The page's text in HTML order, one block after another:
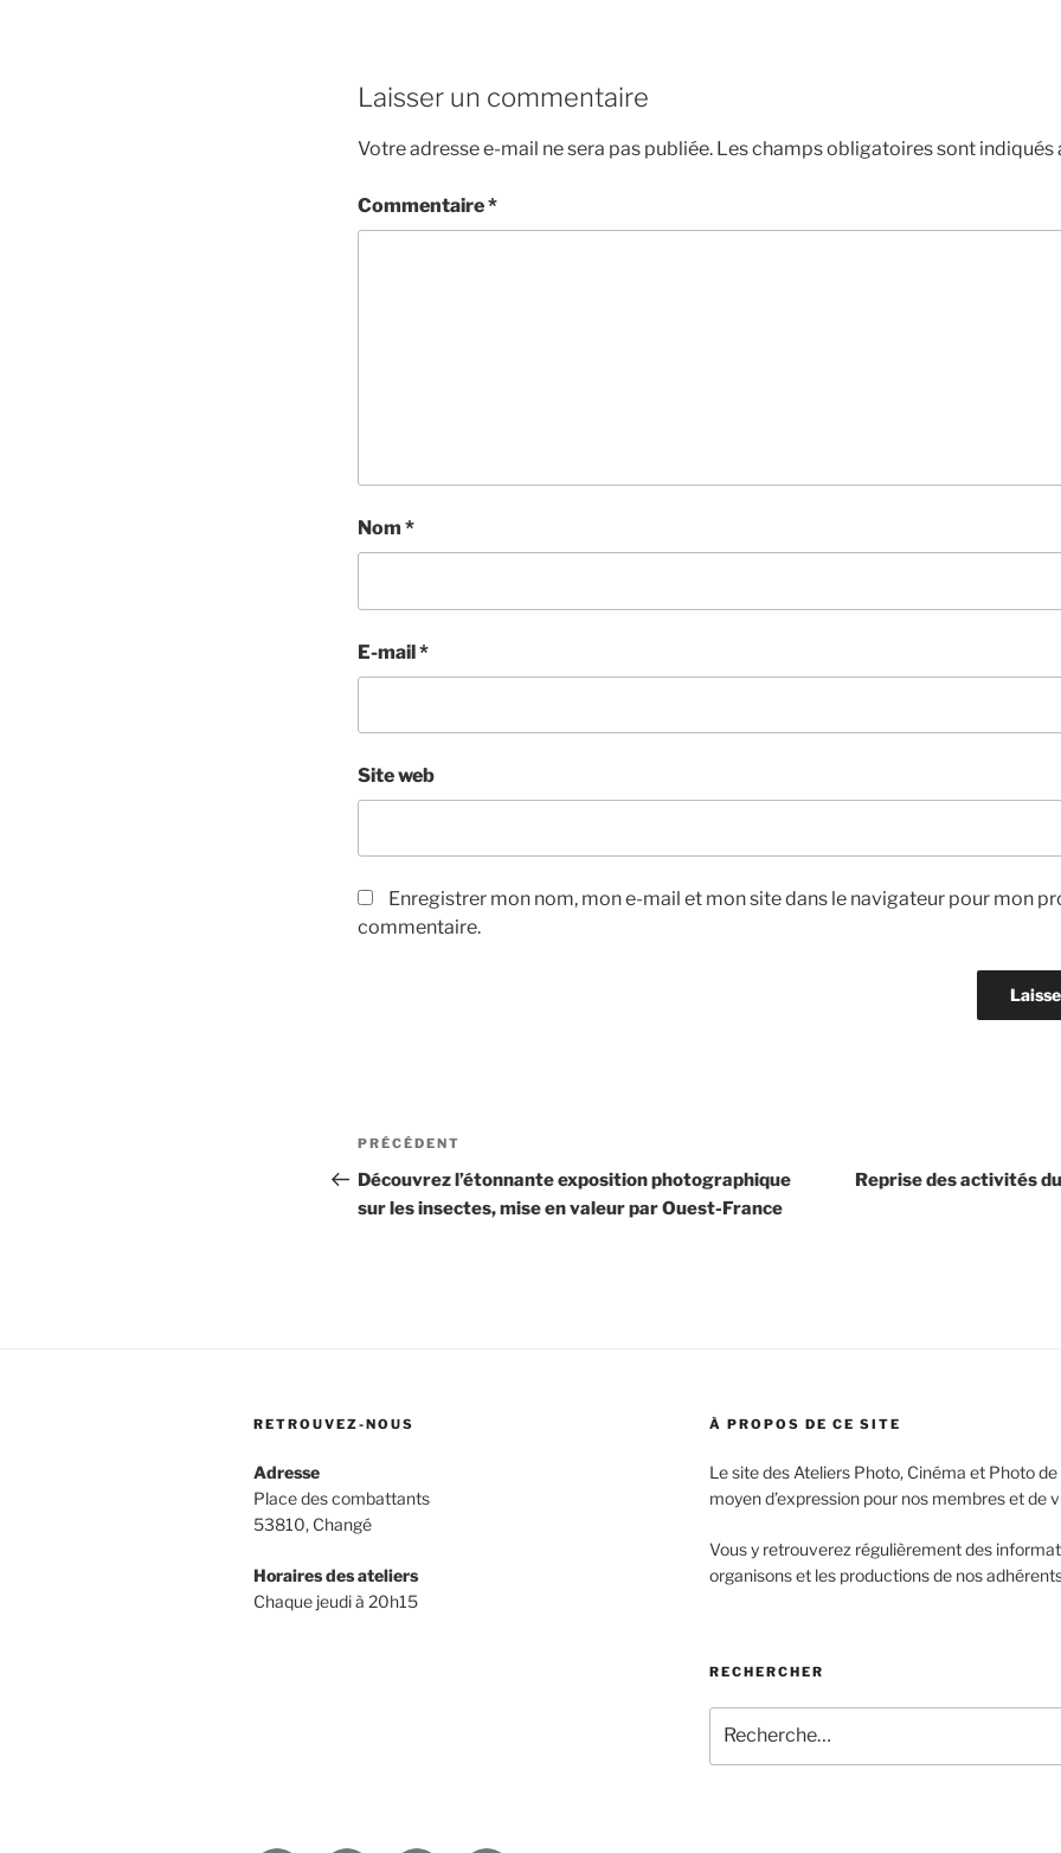
Laisser un commentaire
Votre adresse e-mail ne sera pas publiée. Les champs obligatoires sont indiqués
Commentaire*
Nom *
E-mail*
Site web
Enregistrer mon nom, mon e-mail et mon site dans le navigateur pour mon
commentaire.
Navigation
de
l’article
Article
précédent
PRÉCÉDENT
Découvrez l’étonnante exposition photographique
sur les insectes, mise en valeur par Ouest-France
Reprise des activités
RETROUVEZ-NOUS
Adresse
Place des combattants
53810, Changé
Horaires des ateliers
Chaque jeudi à 20h15
À PROPOS DE CE SITE
Le site des Ateliers Photo, Cinéma et Photo
moyen d’expression pour nos membres et de
Vous y retrouverez régulièrement des
organisons et les productions de nos
RECHERCHER
pour
: